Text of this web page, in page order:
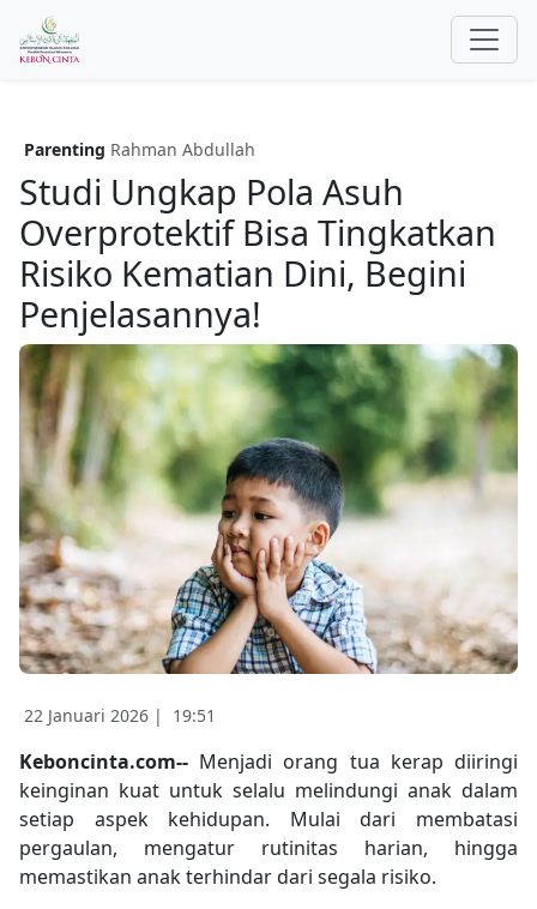
Parenting Rahman Abdullah
Studi Ungkap Pola Asuh
Overprotektif Bisa Tingkatkan
Risiko Kematian Dini, Begini
Penjelasannya!
22 Januari 2026 | 19:51
Keboncinta.com-- Menjadi orang tua kerap diiringi
keinginan kuat untuk selalu melindungi anak dalam
setiap aspek kehidupan. Mulai dari membatasi
pergaulan, mengatur rutinitas harian, hingga
memastikan anak terhindar dari segala risiko.